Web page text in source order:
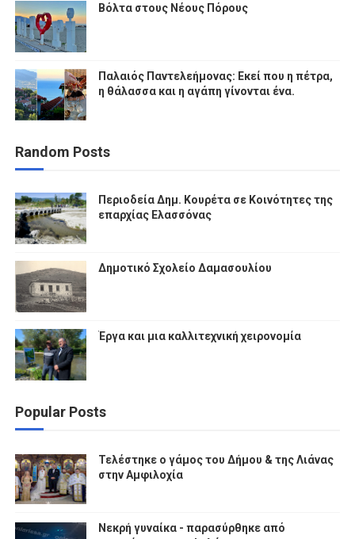
Βόλτα στους Νέους Πόρους
Παλαιός Παντελεήμονας: Εκεί που η πέτρα,
η θάλασσα και η αγάπη γίνονται ένα.
Random Posts
Περιοδεία Δημ. Κουρέτα σε Κοινότητες της
επαρχίας Ελασσόνας
Δημοτικό Σχολείο Δαμασουλίου
Έργα και μια καλλιτεχνική χειρονομία
Popular Posts
Τελέστηκε ο γάμος του Δήμου & της Λιάνας
στην Αμφιλοχία
Νεκρή γυναίκα - παρασύρθηκε από